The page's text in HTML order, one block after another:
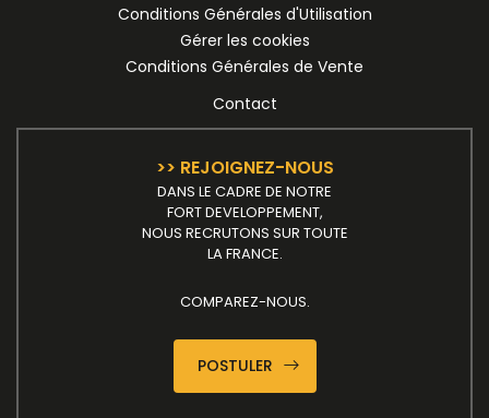
Conditions Générales d'Utilisation
Gérer les cookies
Conditions Générales de Vente
Contact
>> REJOIGNEZ-NOUS
DANS LE CADRE DE NOTRE
FORT DEVELOPPEMENT,
NOUS RECRUTONS SUR TOUTE
LA FRANCE.
COMPAREZ-NOUS.
POSTULER